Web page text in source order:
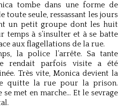
tombe dans une forme de
toute seule, ressassant les jours
un petit groupe dont les huit
temps à s’insulter et à se batte
aux flagellations de la rue.
la police l’arrête. Sa tante
rendait parfois visite a été
Très vite, Monica devient la
quitte la rue pour la prison.
se met en marche… Et le sevrage